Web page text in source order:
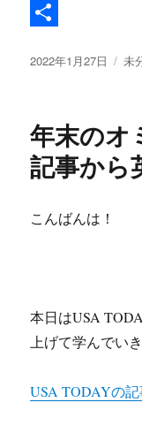
e
c
b
o
k
a
e
a
L
n
有
投
2022年1月27日
カ
ー
未
年末のオ
記事から
こんばんは！
本日はUSA
上げて学んでいき
USA TODAYの